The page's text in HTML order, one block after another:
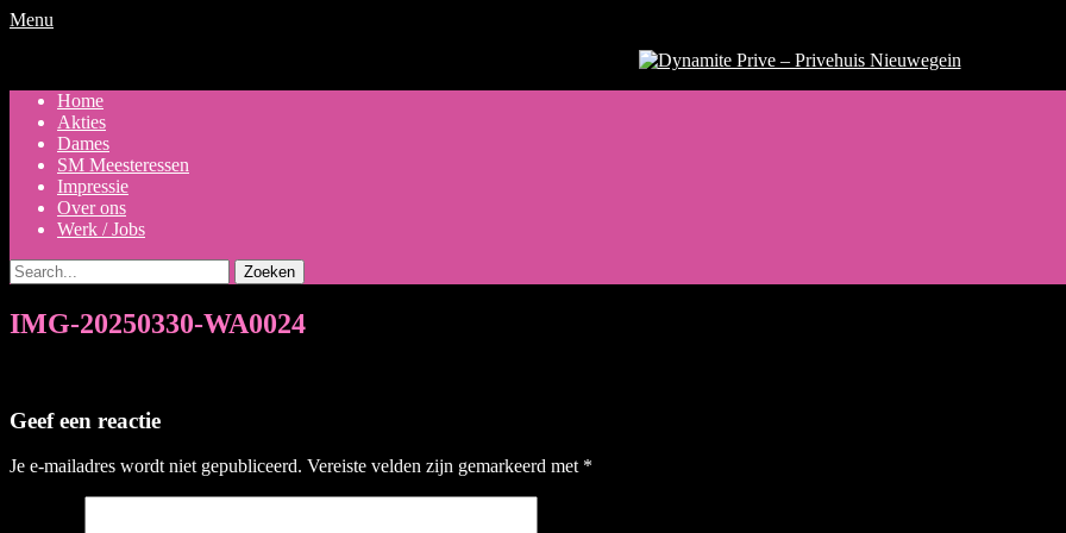
Menu
Dynamite Prive - Privehuis
Primair
menu
naar
inhoud
Home
Akties
Dames
SM Meesteressen
Impressie
Over ons
Werk / Jobs
Zoeken
naar:
IMG-20250330-WA0024
Geef een reactie
Je e-mailadres wordt niet gepubliceerd. Vereiste velden zijn gemarkeerd met *